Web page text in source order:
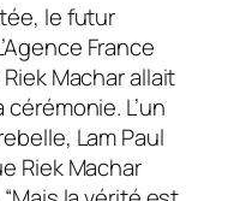
le futur
France
Machar allait
L’un
Lam Paul
Riek Machar